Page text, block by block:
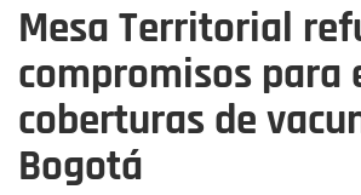
Mesa Territorial
compromisos para
coberturas de
Bogotá